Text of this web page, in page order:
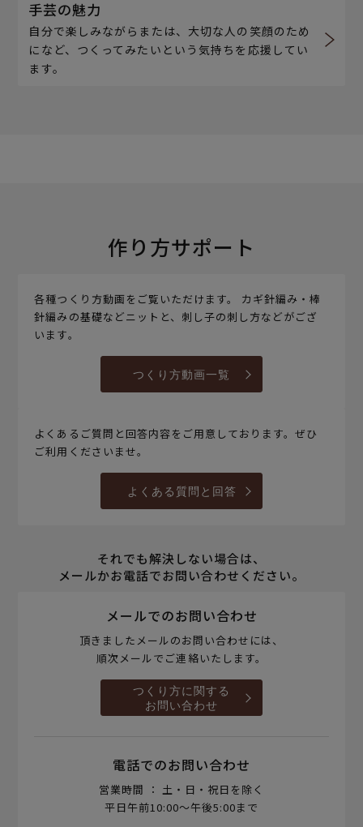
手芸の魅力
自分で楽しみながらまたは、大切な人の笑顔のため
になど、つくってみたいという気持ちを応援してい
ます。
作り方サポート
各種つくり方動画をご覧いただけます。 カギ針編み・棒
針編みの基礎などニットと、刺し子の刺し方などがござ
います。
つくり方動画一覧
よくあるご質問と回答内容をご用意しております。ぜひ
ご利用くださいませ。
よくある質問と回答
それでも解決しない場合は、
メールかお電話でお問い合わせください。
メールでのお問い合わせ
頂きましたメールのお問い合わせには、
順次メールでご連絡いたします。
つくり方に関する
お問い合わせ
電話でのお問い合わせ
営業時間 ： 土・日・祝日を除く
平日午前10:00～午後5:00まで